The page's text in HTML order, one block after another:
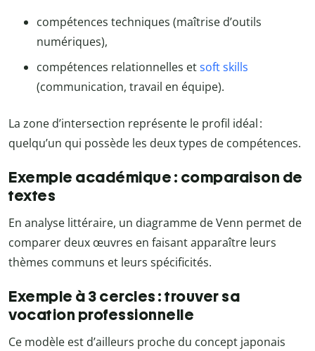
compétences techniques (maîtrise d’outils
numériques),
compétences relationnelles etsoft skills
(communication, travail en équipe).
La zone d’intersection représente le profil idéal :
quelqu’un qui possède les deux types de compétences.
Exemple académique : comparaison de
textes
En analyse littéraire, un diagramme de Venn permet de
comparer deux œuvres en faisant apparaître leurs
thèmes communs et leurs spécificités.
Exemple à 3 cercles : trouver sa
vocation professionnelle
Ce modèle est d’ailleurs proche du concept japonais